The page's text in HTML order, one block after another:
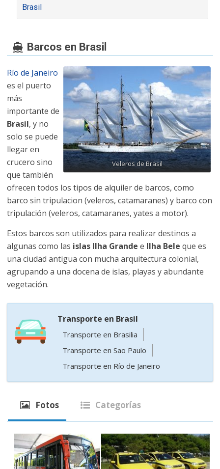
Brasil
Barcos en Brasil
Veleros de Brasil
Río de Janeiro
es el puerto
más
importante de
Brasil, y no
solo se puede
llegar en
crucero sino
que también
ofrecen todos los tipos de alquiler de barcos, como
barco sin tripulacion (veleros, catamaranes) y barco con
tripulación (veleros, catamaranes, yates a motor).
Estos barcos son utilizados para realizar destinos a
algunas como las islas Ilha Grande e Ilha Bele que es
una ciudad antigua con mucha arquitectura colonial,
agrupando a una docena de islas, playas y abundante
vegetación.
Transporte en Brasil
Transporte en Brasilia
Transporte en Sao Paulo
Transporte en Río de Janeiro
Fotos Categorías